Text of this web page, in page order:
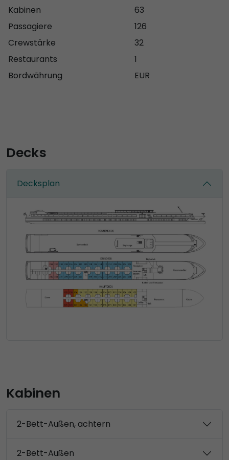
Kabinen
63
Passagiere
126
Crewstärke
32
Restaurants
1
Bordwährung
EUR
Decks
Decksplan
Kabinen
2-Bett-Außen, achtern
2-Bett-Außen